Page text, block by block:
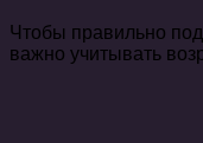
Чтобы правильно
важно учитывать